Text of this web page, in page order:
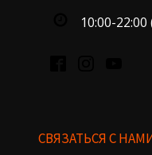
10:00-22:00
СВЯЗАТЬСЯ С